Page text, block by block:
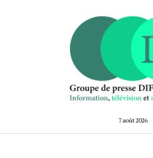
7 août 2026